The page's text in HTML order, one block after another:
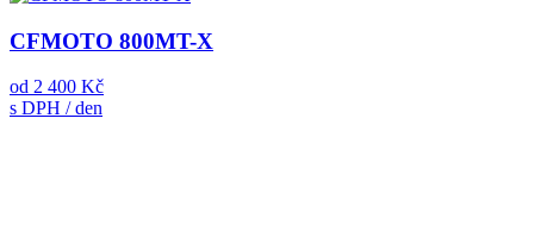
CFMOTO 800MT-X
od 2 400 Kč
s DPH / den